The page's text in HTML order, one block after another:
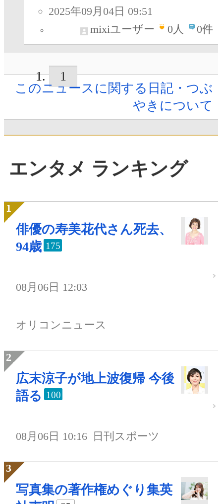
2025年09月04日 09:51
mixiユーザー
0人 0件
1
このニュースに関する日記・つぶ
やきについて
エンタメ ランキング
俳優の寿美花代さん死去、
94歳 175
08月06日 12:03
オリコンニュース
広末涼子が地上波復帰 今後
語る 100
08月06日 10:16 日刊スポーツ
写真集の著作権めぐり集英